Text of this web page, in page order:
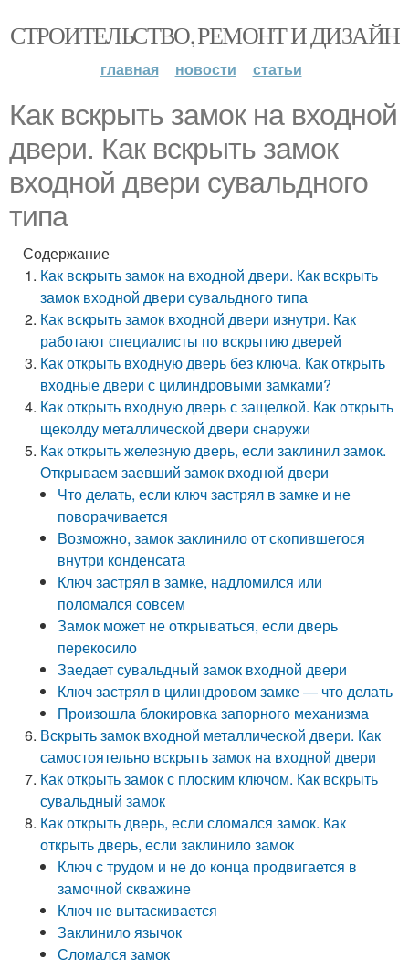
СТРОИТЕЛЬСТВО, РЕМОНТ И ДИЗАЙН
главная новости статьи
Как вскрыть замок на входной
двери. Как вскрыть замок
входной двери сувальдного
типа
Содержание
Как вскрыть замок на входной двери. Как вскрыть
замок входной двери сувальдного типа
Как вскрыть замок входной двери изнутри. Как
работают специалисты по вскрытию дверей
Как открыть входную дверь без ключа. Как открыть
входные двери с цилиндровыми замками?
Как открыть входную дверь с защелкой. Как открыть
щеколду металлической двери снаружи
Как открыть железную дверь, если заклинил замок.
Открываем заевший замок входной двери
Что делать, если ключ застрял в замке и не
поворачивается
Возможно, замок заклинило от скопившегося
внутри конденсата
Ключ застрял в замке, надломился или
поломался совсем
Замок может не открываться, если дверь
перекосило
Заедает сувальдный замок входной двери
Ключ застрял в цилиндровом замке — что делать
Произошла блокировка запорного механизма
Вскрыть замок входной металлической двери. Как
самостоятельно вскрыть замок на входной двери
Как открыть замок с плоским ключом. Как вскрыть
сувальдный замок
Как открыть дверь, если сломался замок. Как
открыть дверь, если заклинило замок
Ключ с трудом и не до конца продвигается в
замочной скважине
Ключ не вытаскивается
Заклинило язычок
Сломался замок